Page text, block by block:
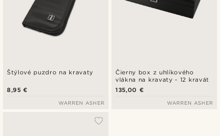
Štýlové puzdro na kravaty
8,95 €
WARREN ASHER
Čierny box z uhlíkového
vlákna na kravaty - 12 kravát
135,00 €
WARREN ASHER